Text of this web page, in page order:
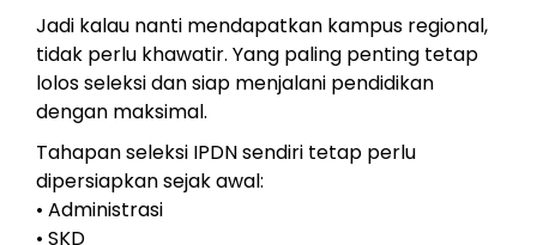
Jadi kalau nanti mendapatkan kampus regional,
tidak perlu khawatir. Yang paling penting tetap
lolos seleksi dan siap menjalani pendidikan
dengan maksimal.
Tahapan seleksi IPDN sendiri tetap perlu
dipersiapkan sejak awal:
• Administrasi
• SKD